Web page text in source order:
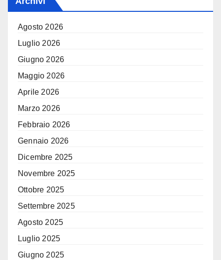
Agosto 2026
Luglio 2026
Giugno 2026
Maggio 2026
Aprile 2026
Marzo 2026
Febbraio 2026
Gennaio 2026
Dicembre 2025
Novembre 2025
Ottobre 2025
Settembre 2025
Agosto 2025
Luglio 2025
Giugno 2025